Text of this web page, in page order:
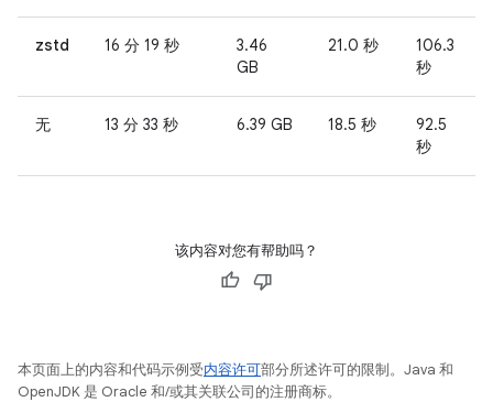
zstd 16 分 19 秒
3.46
GB
21.0 秒
106.3
秒
无 13 分 33 秒 6.39 GB 18.5 秒
92.5
秒
该内容对您有帮助吗？
本页面上的内容和代码示例受内容许可部分所述许可的限制。Java 和
OpenJDK 是 Oracle 和/或其关联公司的注册商标。